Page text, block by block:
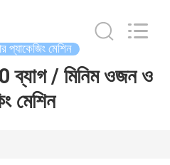
প্যাকেজিং মেশিন
ব্যাগ / মিনিম ওজন ও
মেশিন